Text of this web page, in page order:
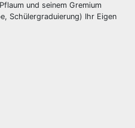
und seinem Gremium
Schülergraduierung) Ihr Eigen